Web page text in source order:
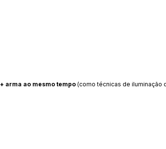
arma ao mesmo tempo(como técnicas de iluminação